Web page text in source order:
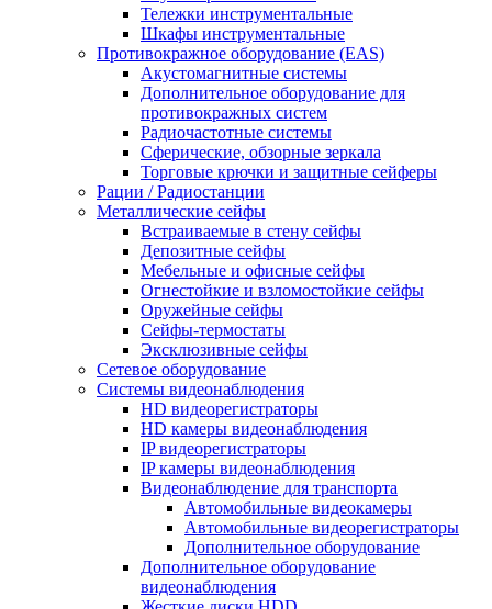
Тележки инструментальные
Шкафы инструментальные
Противокражное оборудование (EAS)
Акустомагнитные системы
Дополнительное оборудование для
противокражных систем
Радиочастотные системы
Сферические, обзорные зеркала
Торговые крючки и защитные сейферы
Рации / Радиостанции
Металлические сейфы
Встраиваемые в стену сейфы
Депозитные сейфы
Мебельные и офисные сейфы
Огнестойкие и взломостойкие сейфы
Оружейные сейфы
Сейфы-термостаты
Эксклюзивные сейфы
Сетевое оборудование
Системы видеонаблюдения
HD видеорегистраторы
HD камеры видеонаблюдения
IP видеорегистраторы
IP камеры видеонаблюдения
Видеонаблюдение для транспорта
Автомобильные видеокамеры
Автомобильные видеорегистраторы
Дополнительное оборудование
Дополнительное оборудование
видеонаблюдения